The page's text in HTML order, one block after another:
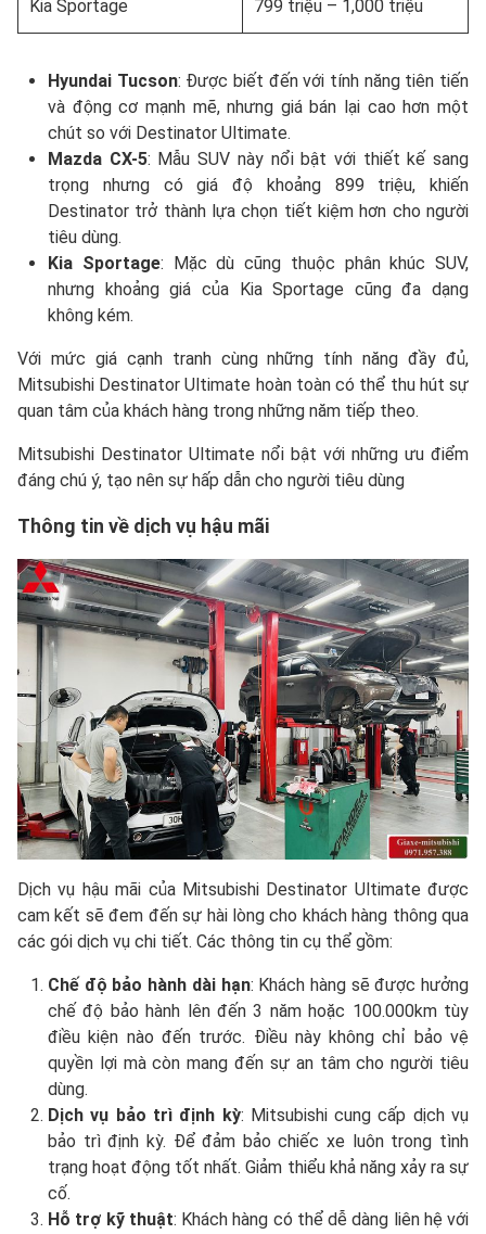
Kia Sportage 799 triệu – 1,000 triệu
Hyundai Tucson: Được biết đến với tính năng tiên tiến
và động cơ mạnh mẽ, nhưng giá bán lại cao hơn một
chút so với Destinator Ultimate.
Mazda CX-5: Mẫu SUV này nổi bật với thiết kế sang
trọng nhưng có giá độ khoảng 899 triệu, khiến
Destinator trở thành lựa chọn tiết kiệm hơn cho người
tiêu dùng.
Kia Sportage: Mặc dù cũng thuộc phân khúc SUV,
nhưng khoảng giá của Kia Sportage cũng đa dạng
không kém.
Với mức giá cạnh tranh cùng những tính năng đầy đủ,
Mitsubishi Destinator Ultimate hoàn toàn có thể thu hút sự
quan tâm của khách hàng trong những năm tiếp theo.
Mitsubishi Destinator Ultimate nổi bật với những ưu điểm
đáng chú ý, tạo nên sự hấp dẫn cho người tiêu dùng
Thông tin về dịch vụ hậu mãi
Dịch vụ hậu mãi của Mitsubishi Destinator Ultimate được
cam kết sẽ đem đến sự hài lòng cho khách hàng thông qua
các gói dịch vụ chi tiết. Các thông tin cụ thể gồm:
Chế độ bảo hành dài hạn: Khách hàng sẽ được hưởng
chế độ bảo hành lên đến 3 năm hoặc 100.000km tùy
điều kiện nào đến trước. Điều này không chỉ bảo vệ
quyền lợi mà còn mang đến sự an tâm cho người tiêu
dùng.
Dịch vụ bảo trì định kỳ: Mitsubishi cung cấp dịch vụ
bảo trì định kỳ. Để đảm bảo chiếc xe luôn trong tình
trạng hoạt động tốt nhất. Giảm thiểu khả năng xảy ra sự
cố.
Hỗ trợ kỹ thuật: Khách hàng có thể dễ dàng liên hệ với